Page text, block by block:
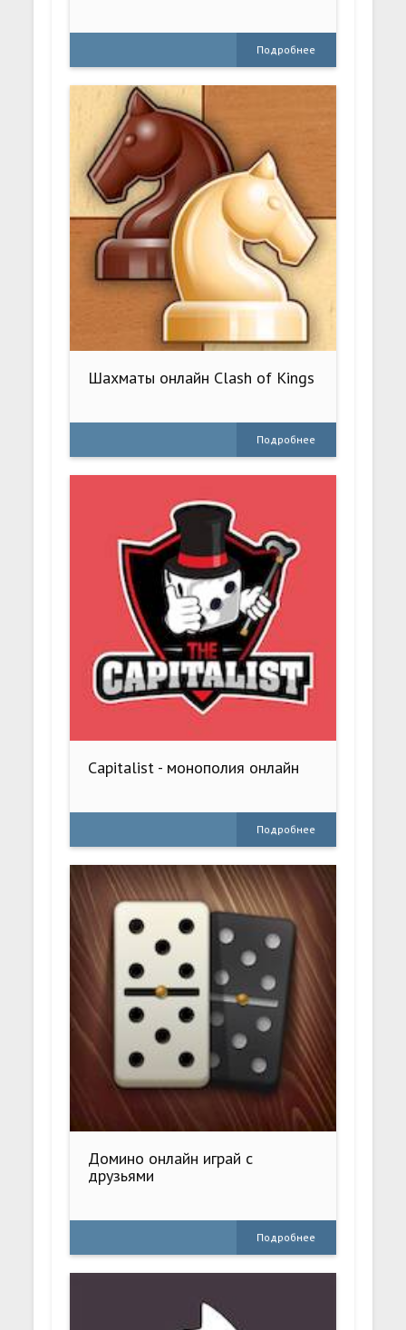
Подробнее
Шахматы онлайн Clash of Kings
Подробнее
Capitalist - монополия онлайн
Подробнее
Домино онлайн играй с
друзьями
Подробнее